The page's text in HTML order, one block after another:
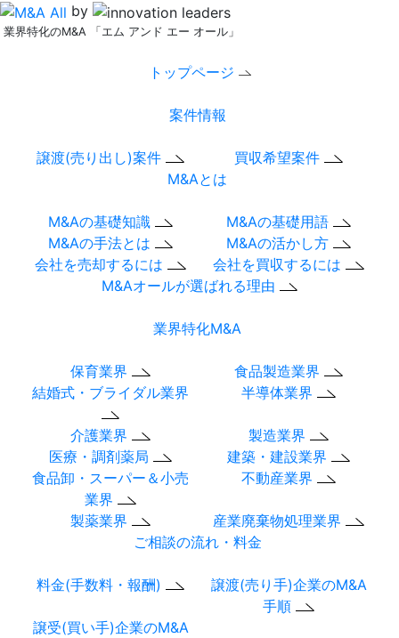
by
業界特化のM&A 「エム アンド エー オール」
トップページ
案件情報
譲渡(売り出し)案件
買収希望案件
M&Aとは
M&Aの基礎知識
M&Aの基礎用語
M&Aの手法とは
M&Aの活かし方
会社を売却するには
会社を買収するには
M&Aオールが選ばれる理由
業界特化M&A
保育業界
食品製造業界
結婚式・ブライダル業界
半導体業界
介護業界
製造業界
医療・調剤薬局
建築・建設業界
食品卸・スーパー＆小売
業界
不動産業界
製薬業界
産業廃棄物処理業界
ご相談の流れ・料金
料金(手数料・報酬)
譲渡(売り手)企業のM&A
手順
譲受(買い手)企業のM&A